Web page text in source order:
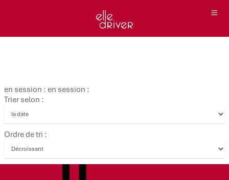
en session : en session :
Trier selon :
Ordre de tri :